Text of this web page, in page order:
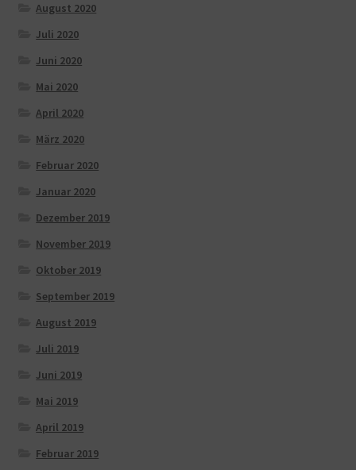
August 2020
Juli 2020
Juni 2020
Mai 2020
April 2020
März 2020
Februar 2020
Januar 2020
Dezember 2019
November 2019
Oktober 2019
September 2019
August 2019
Juli 2019
Juni 2019
Mai 2019
April 2019
Februar 2019